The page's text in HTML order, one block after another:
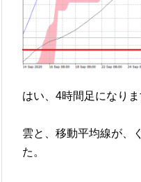
はい、4時間足になりま
雲と、移動平均線が、
た。